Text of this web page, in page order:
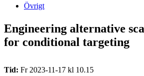
Övrigt
Engineering alternative
for conditional targeting
Tid: Fr 2023-11-17 kl 10.15